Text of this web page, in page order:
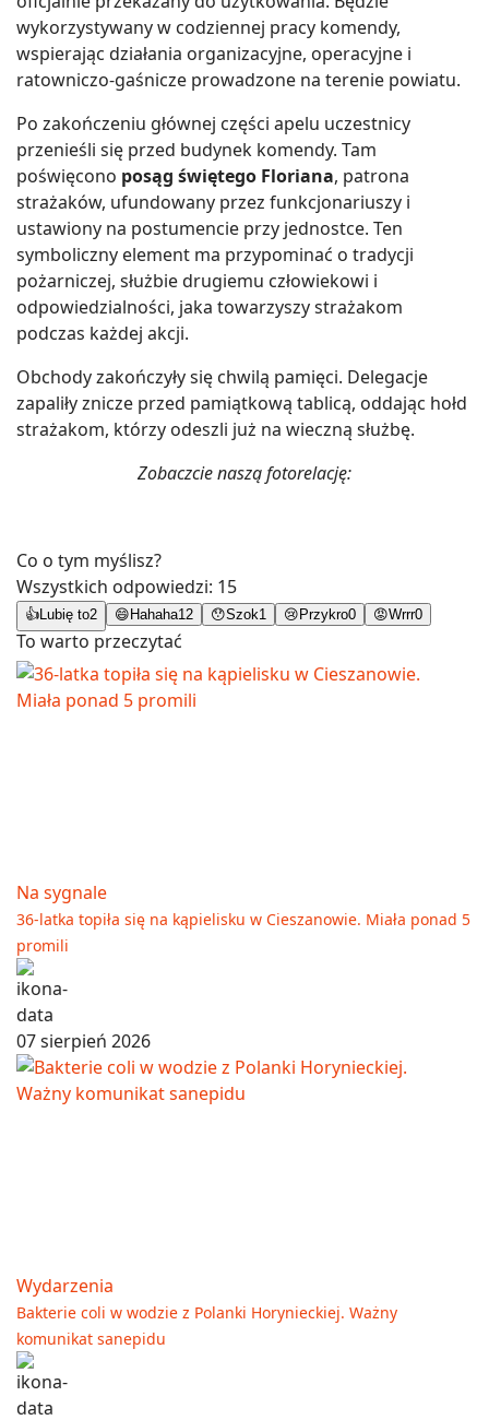
wykorzystywany w codziennej pracy komendy,
wspierając działania organizacyjne, operacyjne i
ratowniczo-gaśnicze prowadzone na terenie powiatu.
Po zakończeniu głównej części apelu uczestnicy
przenieśli się przed budynek komendy. Tam
poświęcono posąg świętego Floriana, patrona
strażaków, ufundowany przez funkcjonariuszy i
ustawiony na postumencie przy jednostce. Ten
symboliczny element ma przypominać o tradycji
pożarniczej, służbie drugiemu człowiekowi i
odpowiedzialności, jaka towarzyszy strażakom
podczas każdej akcji.
Obchody zakończyły się chwilą pamięci. Delegacje
zapaliły znicze przed pamiątkową tablicą, oddając hołd
strażakom, którzy odeszli już na wieczną służbę.
Zobaczcie naszą fotorelację:
Co o tym myślisz?
Wszystkich odpowiedzi: 15
👍 Lubię to2 😄 Hahaha12 😯Szok1 😢 Przykro0 😡Wrrr0
To warto przeczytać
Na sygnale
36-latka topiła się na kąpielisku w Cieszanowie. Miała ponad 5
promili
07 sierpień 2026
Wydarzenia
Bakterie coli w wodzie z Polanki Horynieckiej. Ważny
komunikat sanepidu